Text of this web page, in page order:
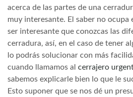
acerca de las partes de una
muy interesante. El saber no ocupa
ser interesante que conozcas las
cerradura, así, en el caso de tener
lo podrás solucionar con más
cuando llamamos al cerrajero
sabemos explicarle bien lo que le
Esto suponer que se nos dé un